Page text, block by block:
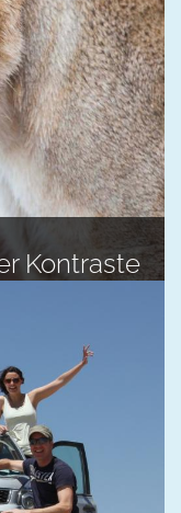
Kontraste